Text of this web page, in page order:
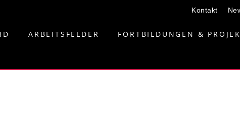
Kontakt
ARBEITSFELDER FORTBILDUNGEN &